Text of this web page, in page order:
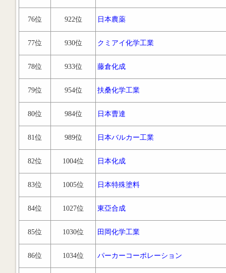
76位 922位 日本農薬
77位 930位 クミアイ化学工業
78位 933位 藤倉化成
79位 954位 扶桑化学工業
80位 984位 日本曹達
81位 989位 日本バルカー工業
82位 1004位 日本化成
83位 1005位 日本特殊塗料
84位 1027位 東亞合成
85位 1030位 田岡化学工業
86位 1034位 パーカーコーポレーション